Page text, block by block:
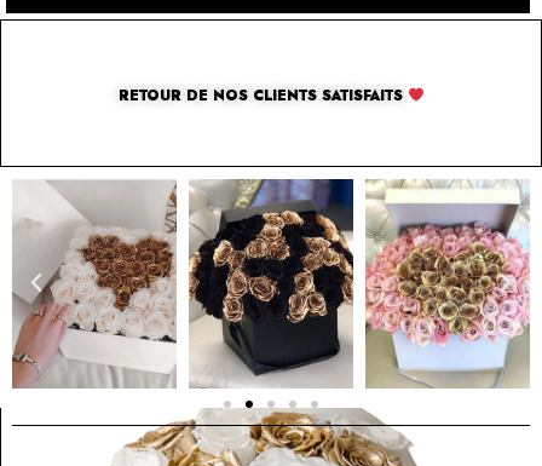
RETOUR DE NOS CLIENTS SATISFAITS